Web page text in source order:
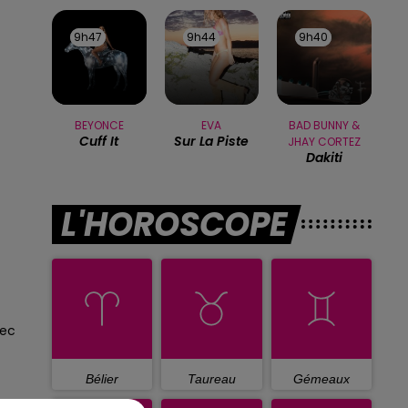
9h47
9h47
BEYONCE
Cuff It
9h44
9h44
EVA
Sur La Piste
9h40
9h40
BAD BUNNY &
JHAY CORTEZ
Dakiti
L'HOROSCOPE
Bélier Taureau Gémeaux